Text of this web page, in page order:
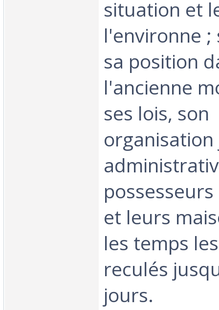
situation et
l'environne ;
sa position
l'ancienne
ses lois, son
et leurs
les temps
reculés
jours. ‎